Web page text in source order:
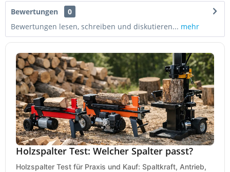
Bewertungen
0
Bewertungen lesen, schreiben und diskutieren... mehr
Holzspalter Test: Welcher Spalter passt?
Holzspalter Test für Praxis und Kauf: Spaltkraft, Antrieb,